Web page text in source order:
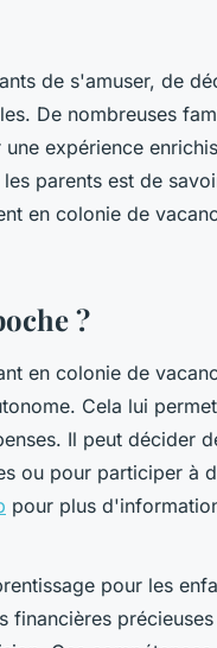
à
?
de s'amuser, de
De nombreuses
expérience
parents est de
en colonie de
?
en colonie de
Cela lui
Il peut décider
ou pour participer à
pour plus
pour les